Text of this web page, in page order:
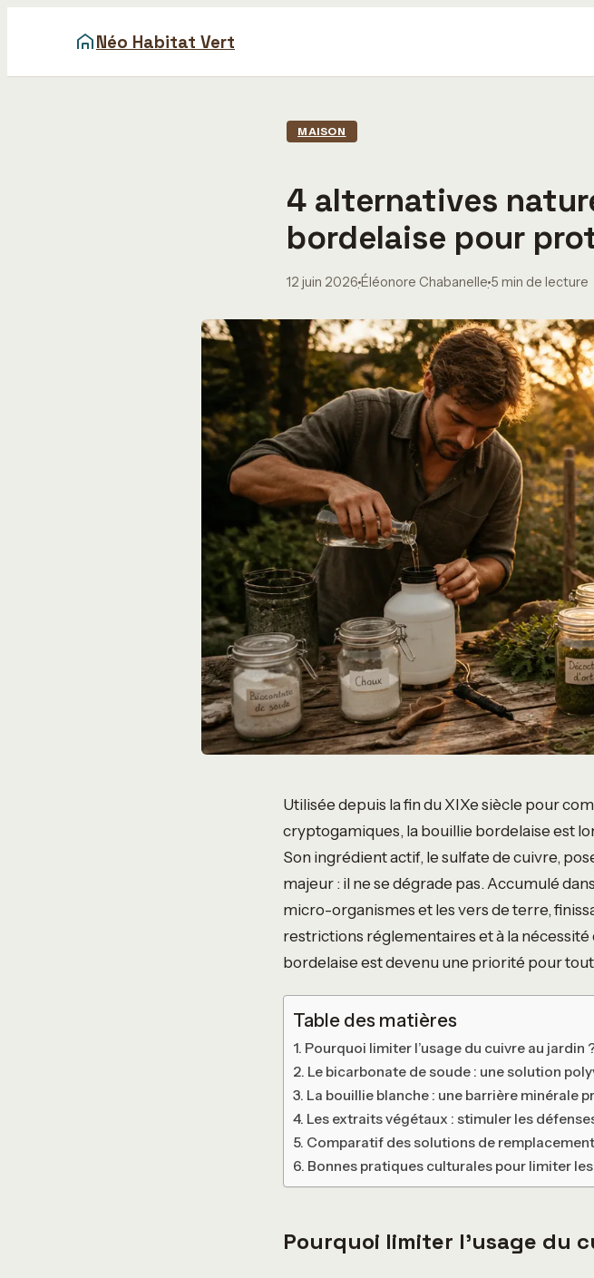
Néo Habitat Vert
MAISON
4 alternatives
bordelaise pour
12 juin 2026·Éléonore Chabanelle·5 min de lecture
Utilisée depuis la fin du XIXe siècle pour
cryptogamiques, la bouillie bordelaise est
Son ingrédient actif, le sulfate de cuivre,
majeur : il ne se dégrade pas. Accumulé
micro-organismes et les vers de terre,
restrictions réglementaires et à la
bordelaise est devenu une priorité pour
Table des matières
Pourquoi limiter l’usage du cuivre au jardin
Le bicarbonate de soude : une solution
La bouillie blanche : une barrière minérale
Les extraits végétaux : stimuler les
Comparatif des solutions de remplacement
Bonnes pratiques culturales pour limiter
Pourquoi limiter l’usage du